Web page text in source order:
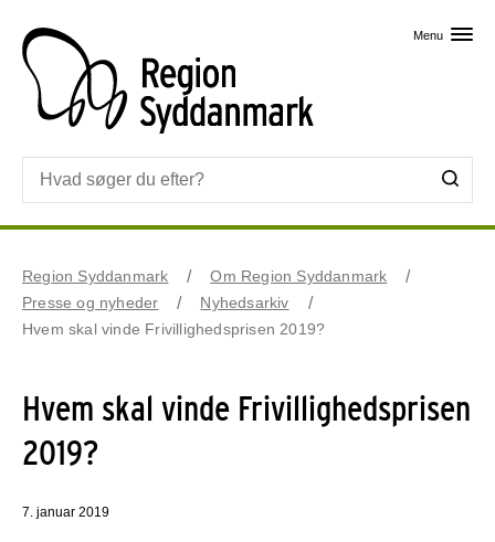
Menu
Region Syddanmark
Om Region Syddanmark
Presse og nyheder
Nyhedsarkiv
Hvem skal vinde Frivillighedsprisen 2019?
Hvem skal vinde Frivillighedsprisen
2019?
7. januar 2019